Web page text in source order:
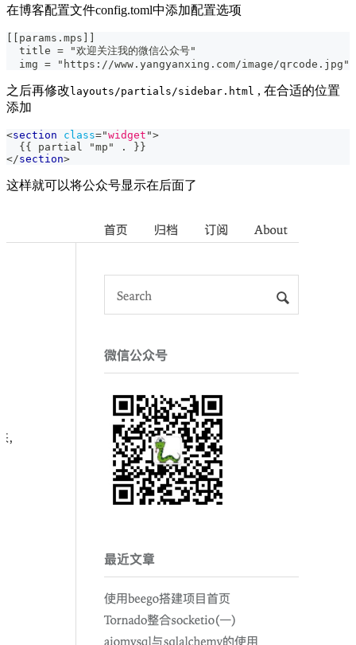
在博客配置文件config.toml中添加配置选项
[[params.mps]]
  title = "欢迎关注我的微信公众号"
  img = "https://www.yangyanxing.com/image/qrcode.jpg"
之后再修改layouts/partials/sidebar.html , 在合适的位置
添加
<section class="widget ">
  {{ partial "mp" . }}
</section>
这样就可以将公众号显示在后面了